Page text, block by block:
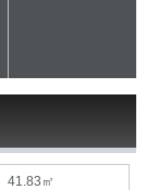
41.83㎡